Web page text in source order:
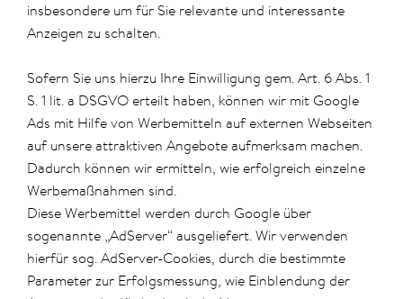
insbesondere um für Sie relevante und interessante
Anzeigen zu schalten.
Sofern Sie uns hierzu Ihre Einwilligung gem. Art. 6 Abs. 1
S. 1 lit. a DSGVO erteilt haben, können wir mit Google
Ads mit Hilfe von Werbemitteln auf externen Webseiten
auf unsere attraktiven Angebote aufmerksam machen.
Dadurch können wir ermitteln, wie erfolgreich einzelne
Werbemaßnahmen sind.
Diese Werbemittel werden durch Google über
sogenannte „AdServer“ ausgeliefert. Wir verwenden
hierfür sog. AdServer-Cookies, durch die bestimmte
Parameter zur Erfolgsmessung, wie Einblendung der